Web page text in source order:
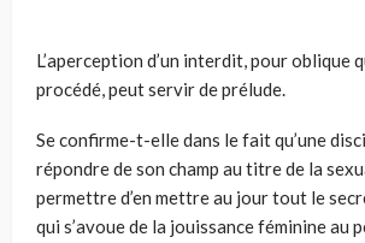
L’aperception d’un interdit, pour oblique
procédé, peut servir de prélude.
Se confirme-t-elle dans le fait qu’une
répondre de son champ au titre de la
permettre d’en mettre au jour tout le
qui s’avoue de la jouissance féminine au